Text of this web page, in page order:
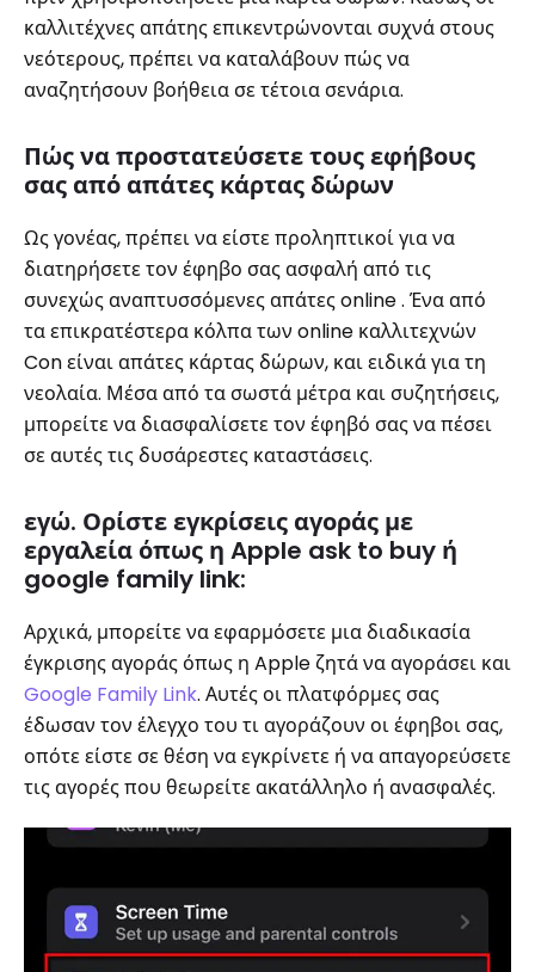
καλλιτέχνες απάτης επικεντρώνονται συχνά στους
νεότερους, πρέπει να καταλάβουν πώς να
αναζητήσουν βοήθεια σε τέτοια σενάρια.
Πώς να προστατεύσετε τους εφήβους
σας από απάτες κάρτας δώρων
Ως γονέας, πρέπει να είστε προληπτικοί για να
διατηρήσετε τον έφηβο σας ασφαλή από τις
συνεχώς αναπτυσσόμενες απάτες online . Ένα από
τα επικρατέστερα κόλπα των online καλλιτεχνών
Con είναι απάτες κάρτας δώρων, και ειδικά για τη
νεολαία. Μέσα από τα σωστά μέτρα και συζητήσεις,
μπορείτε να διασφαλίσετε τον έφηβό σας να πέσει
σε αυτές τις δυσάρεστες καταστάσεις.
εγώ. Ορίστε εγκρίσεις αγοράς με
εργαλεία όπως η Apple ask to buy ή
google family link:
Αρχικά, μπορείτε να εφαρμόσετε μια διαδικασία
έγκρισης αγοράς όπως η Apple ζητά να αγοράσει και
Google Family Link. Αυτές οι πλατφόρμες σας
έδωσαν τον έλεγχο του τι αγοράζουν οι έφηβοι σας,
οπότε είστε σε θέση να εγκρίνετε ή να απαγορεύσετε
τις αγορές που θεωρείτε ακατάλληλο ή ανασφαλές.